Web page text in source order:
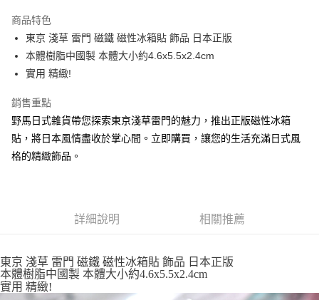
合作金庫商業銀行
華南商業銀行
彰化商業銀行
上海商業儲蓄銀行
台北富邦商業銀行
國泰世華商業銀行
匯豐（台灣）商業銀行
聯邦商業銀行
遠東國際商業銀行
元大商業銀行
永豐商業銀行
台新國際商業銀行
超商取貨付款
LINE Pay
街口支付
悠遊付
Google Pay
每筆NT$65，滿NT$999(含以上)免運費
付款後全家取貨
商品特色
東京 淺草 雷門 磁鐵 磁性冰箱貼 飾品 日本正版
本體樹脂中國製 本體大小約4.6x5.5x2.4cm
實用 精緻!
銷售重點
野馬日式雜貨帶您探索東京淺草雷門的魅力，推出正版磁性冰箱
貼，將日本風情盡收於掌心間。立即購買，讓您的生活充滿日式風
格的精緻飾品。
詳細說明 相關推薦
東京 淺草 雷門 磁鐵 磁性冰箱貼 飾品 日本正版
本體樹脂中國製 本體大小約4.6x5.5x2.4cm
實用 精緻!